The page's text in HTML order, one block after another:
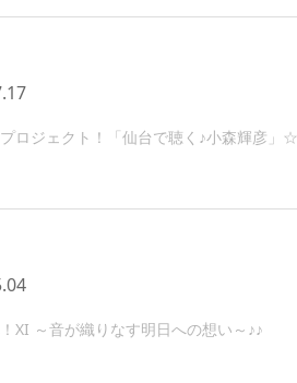
ロジェクト！「仙台で聴く♪小森輝彦」☆
XI ～音が織りなす明日への想い～♪♪